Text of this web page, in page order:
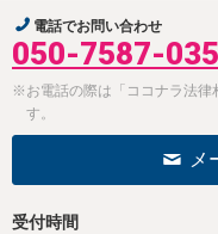
電話でお問い合わせ
050-7587-
※お電話の際は「ココナラ法律
す。
メ
受付時間